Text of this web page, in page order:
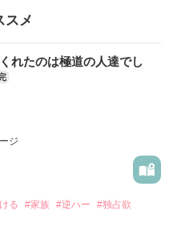
スメ
れたのは極道の人達でし
ジ
る #家族 #逆ハー
#独占欲